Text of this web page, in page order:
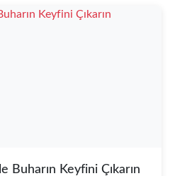
Buharın Keyfini Çıkarın